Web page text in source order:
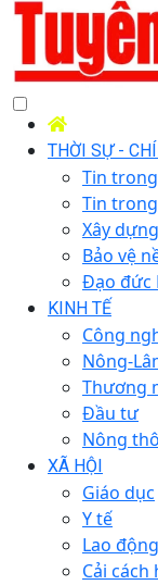
THỜI SỰ -
Tin
Tin
Xây
Bảo vệ
Đạo đức
KINH TẾ
Công
Nông-
Thương
Đầu tư
Nông
XÃ HỘI
Giáo dục
Y tế
Lao
Cải cách